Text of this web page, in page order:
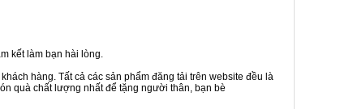
kết làm bạn hài lòng.
hàng. Tất cả các sản phẩm đăng tải trên website đều là
quà chất lượng nhất để tặng người thân, bạn bè